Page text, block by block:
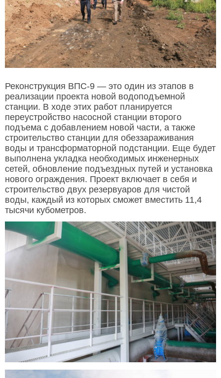
Реконструкция ВПС-9 — это один из этапов в
реализации проекта новой водоподъемной
станции. В ходе этих работ планируется
переустройство насосной станции второго
подъема с добавлением новой части, а также
строительство станции для обеззараживания
воды и трансформаторной подстанции. Еще будет
выполнена укладка необходимых инженерных
сетей, обновление подъездных путей и установка
нового ограждения. Проект включает в себя и
строительство двух резервуаров для чистой
воды, каждый из которых сможет вместить 11,4
тысячи кубометров.